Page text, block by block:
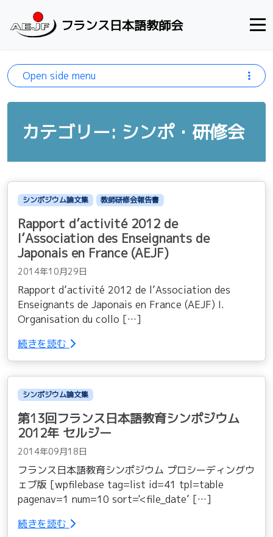
フランス日本語教師会
カテゴリー: シンポ・研修会
シンポジウム論文集 教師研修会報告書
Rapport d’activité 2012 de
l’Association des Enseignants de
Japonais en France (AEJF)
2014年10月29日
Rapport d’activité 2012 de l’Association des
Enseignants de Japonais en France (AEJF) I.
Organisation du collo […]
続きを読む
シンポジウム論文集
第13回フランス日本語教育シンポジウム
2012年 セルジー
2014年09月18日
フランス日本語教育シンポジウム プロシーディングウ
ェブ版 [wpfilebase tag=list id=41 tpl=table
pagenav=1 num=10 sort='<file_date’ […]
続きを読む
Open side menu